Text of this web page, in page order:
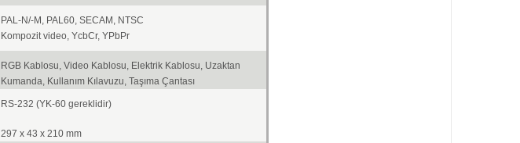
PAL-N/-M, PAL60, SECAM, NTSC
Kompozit video, YcbCr, YPbPr
RGB Kablosu, Video Kablosu, Elektrik Kablosu, Uzaktan
Kumanda, Kullanım Kılavuzu, Taşıma Çantası
RS-232 (YK-60 gereklidir)
297 x 43 x 210 mm